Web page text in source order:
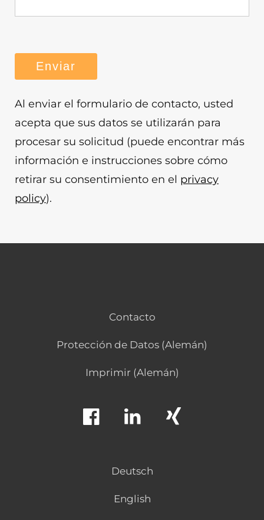
Al enviar el formulario de contacto, usted
acepta que sus datos se utilizarán para
procesar su solicitud (puede encontrar más
información e instrucciones sobre cómo
retirar su consentimiento en el privacy
policy).
Contacto
Protección de Datos (Alemán)
Imprimir (Alemán)
Deutsch
English